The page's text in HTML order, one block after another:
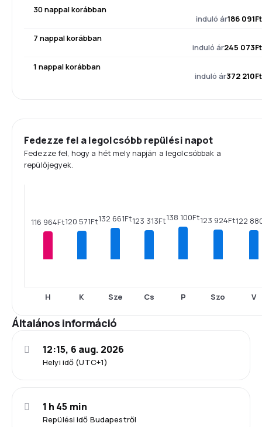
30 nappal korábban
induló ár186 091Ft
7 nappal korábban
induló ár245 073Ft
1 nappal korábban
induló ár372 210Ft
Fedezze fel a legolcsóbb repülési napot
Fedezze fel, hogy a hét mely napján a legolcsóbbak a
repülőjegyek.
116 964Ft
H
120 571Ft
K
132 661Ft
Sze
123 313Ft
Cs
138 100Ft
P
123 924Ft
Szo
122
V
Általános információ
Helyi idő (UTC+1)
12:15, 6 aug. 2026
Repülési idő Budapestről
1 h 45 min